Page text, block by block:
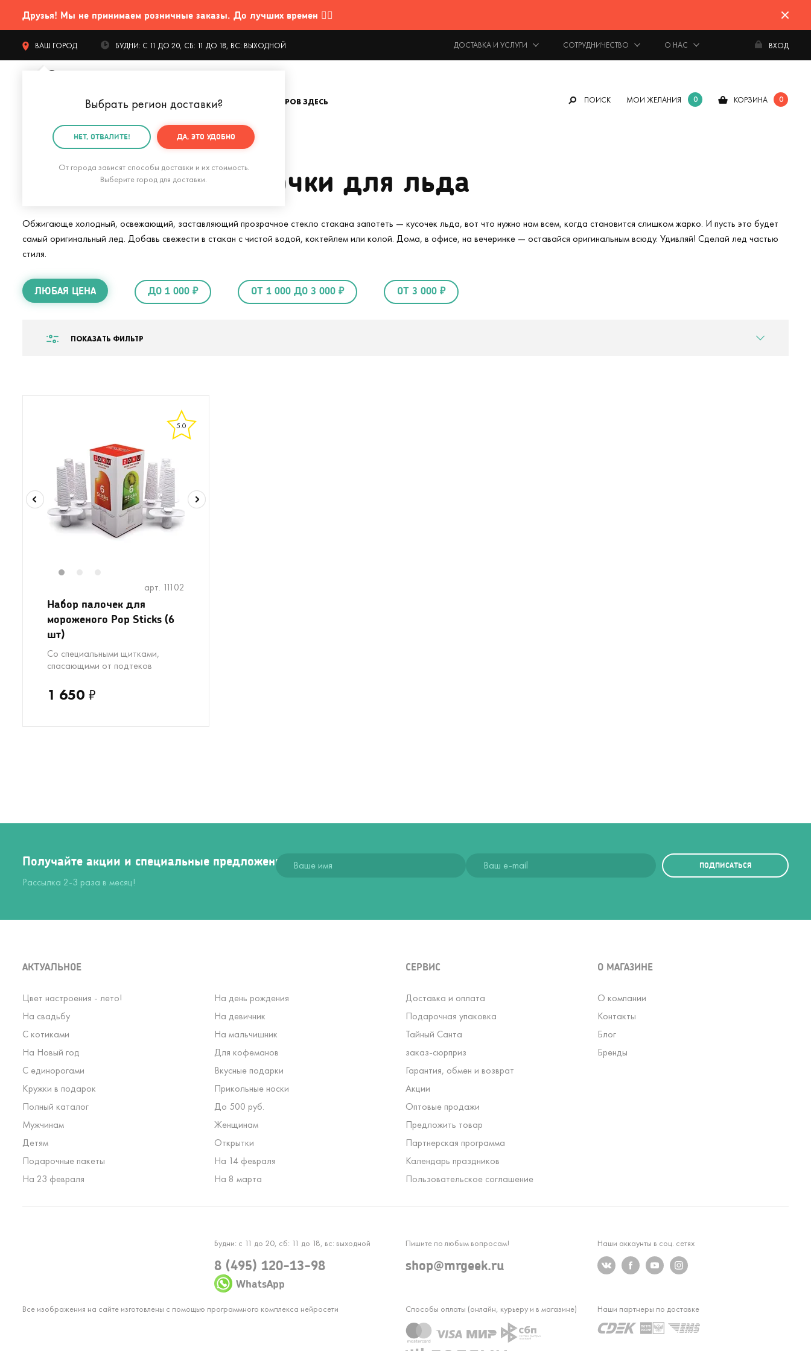
Друзья! Мы не принимаем розничные заказы. До лучших времен 🤷‍♂️
ВАШ ГОРОД
Выбрать регион доставки?
НЕТ, ОТВАЛИТЕ! ДА, ЭТО УДОБНО
От города зависят способы доставки и их стоимость.
Выберите город для доставки.
БУДНИ: С 11 ДО 20, СБ: 11 ДО 18, ВС: ВЫХОДНОЙ ДОСТАВКА И УСЛУГИ СОТРУДНИЧЕСТВО О НАС ВХОД
КАТАЛОГ ТОВАРОВ ЗДЕСЬ ПОИСК МОИ ЖЕЛАНИЯ 0 КОРЗИНА 0
Главная Дом и офис Бар Формы для льда
Прикольные формочки для льда
Обжигающе холодный, освежающий, заставляющий прозрачное стекло стакана запотеть — кусочек льда, вот что нужно нам всем, когда становится слишком жарко. И пусть это будет
самый оригинальный лед. Добавь свежести в стакан с чистой водой, коктейлем или колой. Дома, в офисе, на вечеринке — оставайся оригинальным всюду. Удивляй! Сделай лед частью
стиля.
ЛЮБАЯ ЦЕНА ДО 1 000 ₽ ОТ 1 000 ДО 3 000 ₽ ОТ 3 000 ₽
ПОКАЗАТЬ ФИЛЬТР
5.0
арт. 11102
Набор палочек для
мороженого Pop Sticks (6
шт)
Со специальными щитками,
спасающими от подтеков
1 650 ₽
Получайте акции и специальные предложения
Рассылка 2-3 раза в месяц!
ПОДПИСАТЬСЯ
АКТУАЛЬНОЕ
Цвет настроения - лето!
На день рождения
На свадьбу
На девичник
С котиками
На мальчишник
На Новый год
Для кофеманов
С единорогами
Вкусные подарки
Кружки в подарок
Прикольные носки
Полный каталог
До 500 руб.
Мужчинам
Женщинам
Детям
Открытки
Подарочные пакеты
На 14 февраля
На 23 февраля
На 8 марта
СЕРВИС
Доставка и оплата
Подарочная упаковка
Тайный Санта
заказ-сюрприз
Гарантия, обмен и возврат
Акции
Оптовые продажи
Предложить товар
Партнерская программа
Календарь праздников
Пользовательское соглашение
О МАГАЗИНЕ
О компании
Контакты
Блог
Бренды
Будни: с 11 до 20, сб: 11 до 18, вс: выходной
8 (495) 120-13-98
WhatsApp
Пишите по любым вопросам!
shop@mrgeek.ru
Наши аккаунты в соц. сетях
Все изображения на сайте изготовлены с помощью программного комплекса нейросети Способы оплаты (онлайн, курьеру и в магазине) Наши партнеры по доставке